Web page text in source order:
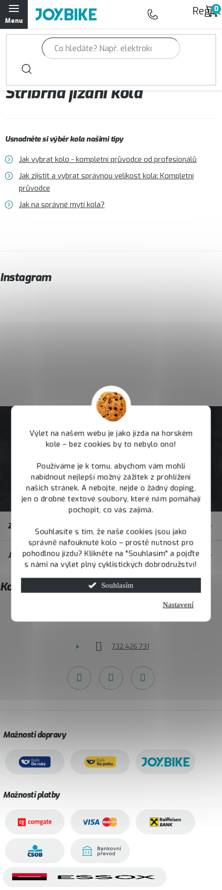
Výlet na našem webu je jako jízda na horském
kole – bez cookies by to nebylo ono!
Používáme je k tomu, abychom vám mohli
nabídnout nejlepší možný zážitek z prohlížení
našich stránek. A nebojte, nejde o žádný doping,
jen o drobné textové soubory, které nám pomáhají
pochopit, co vás zajímá.
Souhlasíte s tím, že naše cookies jsou jako
správně nafouknuté kolo – prostě nutnost pro
pohodlnou jízdu? Klikněte na "Souhlasím" a pojďte
s námi na výlet plný cyklistických dobrodružství!
Souhlasím
Nastavení
Přejít
na
obsah
Trailová kola Qayron
Horská kola Qayron
Dámská horská kola Qayron
Doplňky a oblečení Qayron
Kontakt Servisní a výdejní místa
Stříbrná jízdní kola
Usnadněte si výběr kola našimi tipy
Jak vybrat kolo - kompletní průvodce od profesionálů
Jak zjistit a vybrat správnou velikost kola: Kompletní
průvodce
Jak na správné mytí kola?
Instagram
t
í
Zákaznický servis
JOY.BIKE
Kontakt
732 426 731
Možnosti dopravy
Možnosti platby